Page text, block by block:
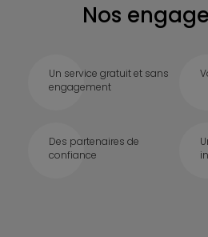
Nos
Un service gratuit et sans
engagement
Des partenaires de
confiance